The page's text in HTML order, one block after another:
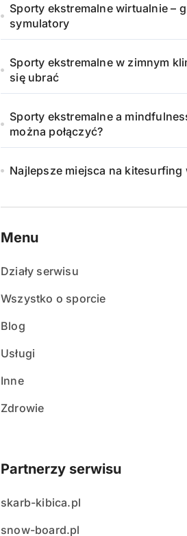
Sporty ekstremalne wirtualnie –
symulatory
Sporty ekstremalne w zimnym
się ubrać
Sporty ekstremalne a
można połączyć?
Najlepsze miejsca na kitesurfing
Menu
Działy serwisu
Wszystko o sporcie
Blog
Usługi
Inne
Zdrowie
Partnerzy serwisu
skarb-kibica.pl
snow-board.pl